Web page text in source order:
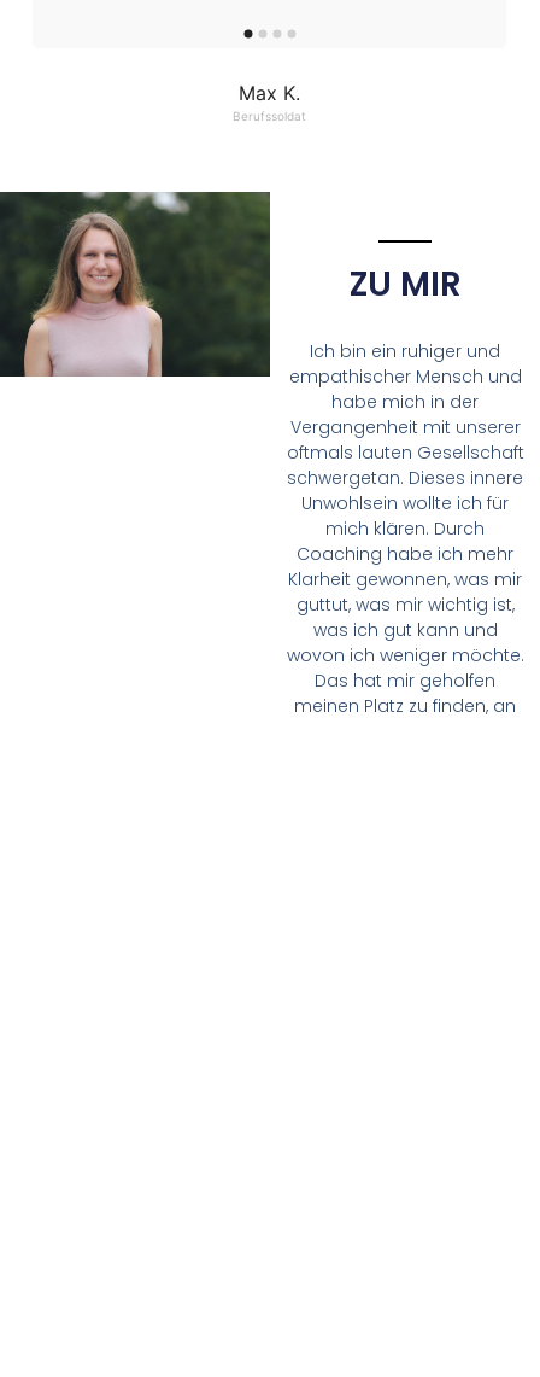
Max K.
Berufssoldat
ZU MIR
Ich bin ein ruhiger und
empathischer Mensch und
habe mich in der
Vergangenheit mit unserer
oftmals lauten Gesellschaft
schwergetan. Dieses innere
Unwohlsein wollte ich für
mich klären. Durch
Coaching habe ich mehr
Klarheit gewonnen, was mir
guttut, was mir wichtig ist,
was ich gut kann und
wovon ich weniger möchte.
Das hat mir geholfen
meinen Platz zu finden, an